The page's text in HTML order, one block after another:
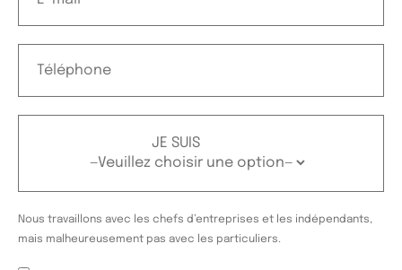
JE SUIS
Nous travaillons avec les chefs d’entreprises et les indépendants,
mais malheureusement pas avec les particuliers.